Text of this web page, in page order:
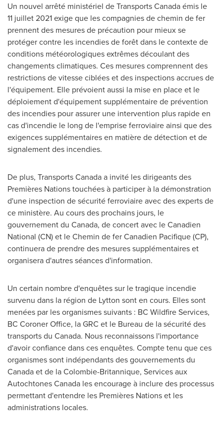
Un nouvel arrêté ministériel de Transports Canada émis le
11 juillet 2021 exige que les compagnies de chemin de fer
prennent des mesures de précaution pour mieux se
protéger contre les incendies de forêt dans le contexte de
conditions météorologiques extrêmes découlant des
changements climatiques. Ces mesures comprennent des
restrictions de vitesse ciblées et des inspections accrues de
l'équipement. Elle prévoient aussi la mise en place et le
déploiement d'équipement supplémentaire de prévention
des incendies pour assurer une intervention plus rapide en
cas d'incendie le long de l'emprise ferroviaire ainsi que des
exigences supplémentaires en matière de détection et de
signalement des incendies.
De plus, Transports Canada a invité les dirigeants des
Premières Nations touchées à participer à la démonstration
d'une inspection de sécurité ferroviaire avec des experts de
ce ministère. Au cours des prochains jours, le
gouvernement du Canada, de concert avec le Canadien
National (CN) et leChemin defer Canadien Pacifique (CP),
continuera de prendre des mesures supplémentaires et
organisera d'autres séances d'information.
Un certain nombre d'enquêtes sur le tragique incendie
survenu dans la région de Lytton sont en cours. Elles sont
menées par les organismes suivants : BC Wildfire Services,
BC Coroner Office, la GRC et le Bureau de la sécurité des
transports du Canada. Nous reconnaissons l'importance
d'avoir confiance dans ces enquêtes. Compte tenu que ces
organismes sont indépendants des gouvernements du
Canadaet de la Colombie-Britannique, Services aux
Autochtones Canada les encourage à inclure des processus
permettant d'entendre les Premières Nations et les
administrations locales.